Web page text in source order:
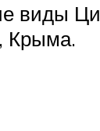
виды
Крыма.